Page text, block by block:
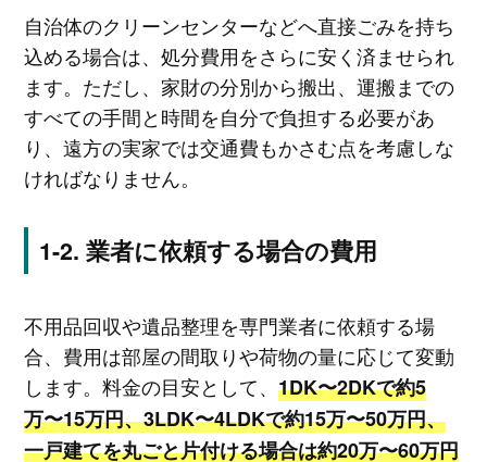
自治体のクリーンセンターなどへ直接ごみを持ち
込める場合は、処分費用をさらに安く済ませられ
ます。ただし、家財の分別から搬出、運搬までの
すべての手間と時間を自分で負担する必要があ
り、遠方の実家では交通費もかさむ点を考慮しな
ければなりません。
業者に依頼する場合の費用
不用品回収や遺品整理を専門業者に依頼する場
合、費用は部屋の間取りや荷物の量に応じて変動
します。料金の目安として、 1DK〜2DKで約5
万〜15万円、3LDK〜4LDKで約15万〜50万円、
一戸建てを丸ごと片付ける場合は約20万〜60万円